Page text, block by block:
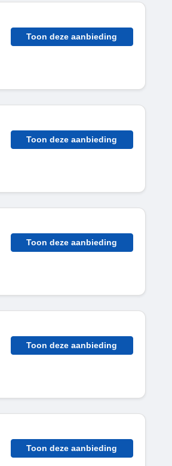
Toon deze aanbieding
Toon deze aanbieding
Toon deze aanbieding
Toon deze aanbieding
Toon deze aanbieding